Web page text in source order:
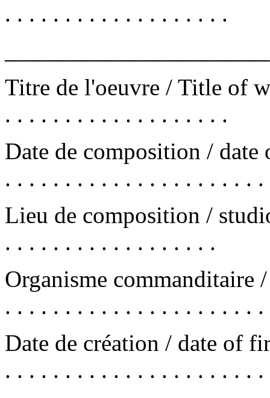
. . . . . . . . . . . . . . . . . . .
Titre de l'oeuvre / Title of
. . . . . . . . . . . . . . . . . . .
Date de composition /
. . . . . . . . . . . . . . . . . . . . . .
Lieu de composition /
. . . . . . . . . . . . . . . . . .
Organisme
. . . . . . . . . . . . . . . . . . . . . .
Date de création / date of
. . . . . . . . . . . . . . . . . . . . . .